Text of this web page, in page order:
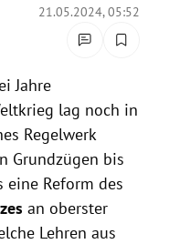
21.05.2024, 05:52
Jahre
lag noch in
Regelwerk
Grundzügen bis
eine Reform des
an oberster
Lehren aus